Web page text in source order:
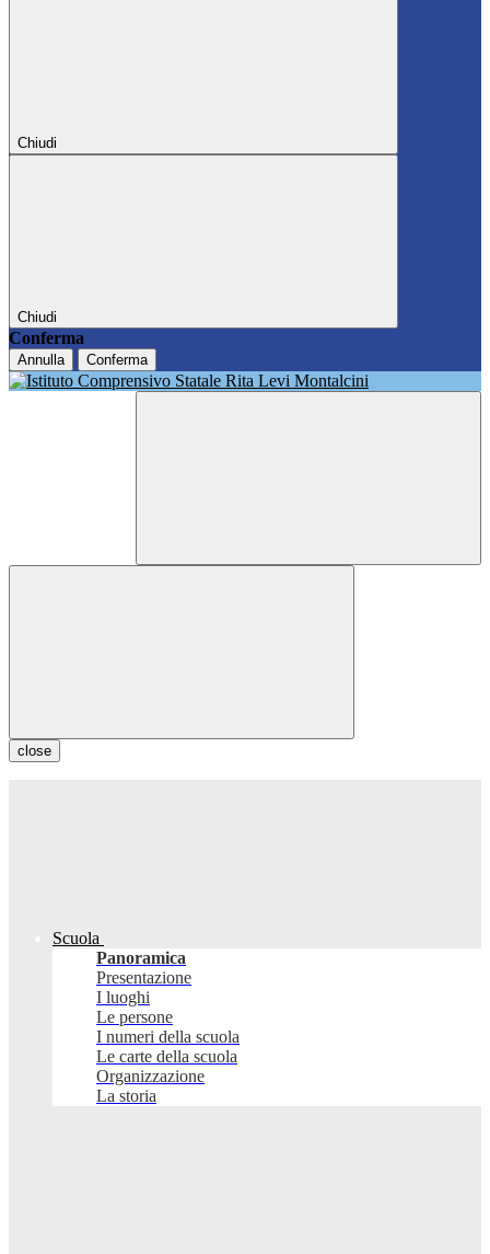
Chiudi
Chiudi
Conferma
Annulla Conferma
close
Scuola
Panoramica
Presentazione
I luoghi
Le persone
I numeri della scuola
Le carte della scuola
Organizzazione
La storia